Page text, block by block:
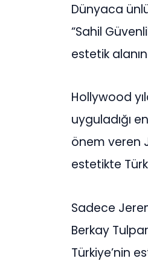
Dünyaca
“Sahil
estetik
Hollywood
uyguladığı
önem veren
estetikte
Sadece
Berkay
Türkiye’nin